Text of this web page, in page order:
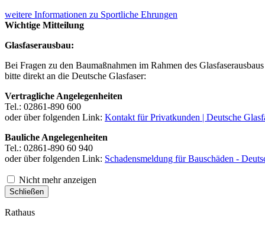
weitere Informationen zu Sportliche Ehrungen
Wichtige Mitteilung
Glasfaserausbau:
Bei Fragen zu den Baumaßnahmen im Rahmen des
bitte direkt an die Deutsche Glasfaser:
Vertragliche Angelegenheiten
Tel.: 02861-890 600
oder über folgenden Link: Kontakt für Privatkunden | Deutsche
Bauliche Angelegenheiten
Tel.: 02861-890 60 940
oder über folgenden Link: Schadensmeldung für Bauschäden -
Nicht mehr anzeigen
Schließen
Rathaus